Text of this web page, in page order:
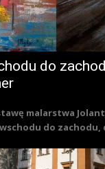
do
malarstwa
do zachodu,